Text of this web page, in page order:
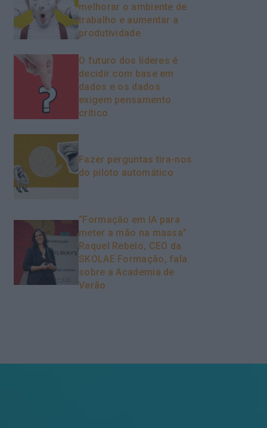
melhorar o ambiente de
trabalho e aumentar a
produtividade
O futuro dos líderes é
decidir com base em
dados e os dados
exigem pensamento
crítico
Fazer perguntas tira-nos
do piloto automático
“Formação em IA para
meter a mão na massa”
Raquel Rebelo, CEO da
SKOLAE Formação, fala
sobre a Academia de
Verão